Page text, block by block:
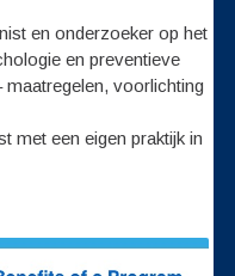
en onderzoeker op het
en preventieve
voorlichting
met een eigen praktijk in